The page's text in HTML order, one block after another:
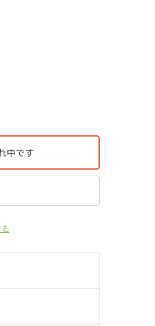
中です